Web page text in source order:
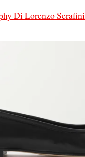
Di Lorenzo Serafini